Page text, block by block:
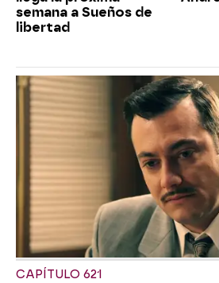
semana a Sueños de
libertad
CAPÍTULO 621